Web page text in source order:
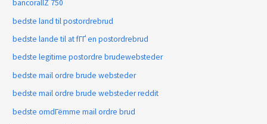
bancorallZ 750
bedste land til postordrebrud
bedste lande til at fГҐ en postordrebrud
bedste legitime postordre brudewebsteder
bedste mail ordre brude websteder
bedste mail ordre brude websteder reddit
bedste omdГёmme mail ordre brud